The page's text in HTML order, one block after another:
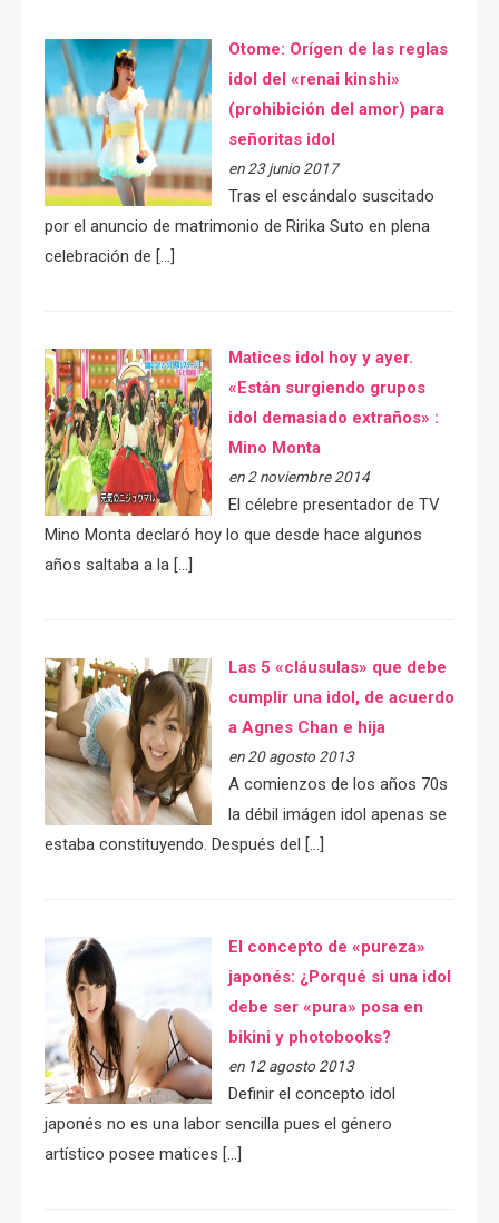
Otome: Orígen de las reglas
idol del «renai kinshi»
(prohibición del amor) para
señoritas idol
en 23 junio 2017
Tras el escándalo suscitado
por el anuncio de matrimonio de Ririka Suto en plena
celebración de […]
Matices idol hoy y ayer.
«Están surgiendo grupos
idol demasiado extraños» :
Mino Monta
en 2 noviembre 2014
El célebre presentador de TV
Mino Monta declaró hoy lo que desde hace algunos
años saltaba a la […]
Las 5 «cláusulas» que debe
cumplir una idol, de acuerdo
a Agnes Chan e hija
en 20 agosto 2013
A comienzos de los años 70s
la débil imágen idol apenas se
estaba constituyendo. Después del […]
El concepto de «pureza»
japonés: ¿Porqué si una idol
debe ser «pura» posa en
bikini y photobooks?
en 12 agosto 2013
Definir el concepto idol
japonés no es una labor sencilla pues el género
artístico posee matices […]